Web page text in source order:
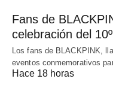
Fans de
celebración del
Los fans de BLACKPINK,
eventos conmemorativos
Hace 18 horas